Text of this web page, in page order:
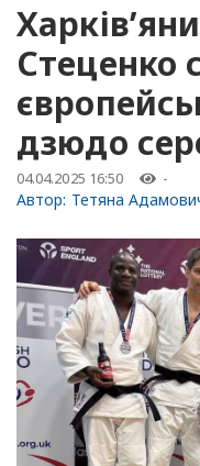
Стеценко
дзюдо
04.04.2025 16:50 -
Автор: Тетяна